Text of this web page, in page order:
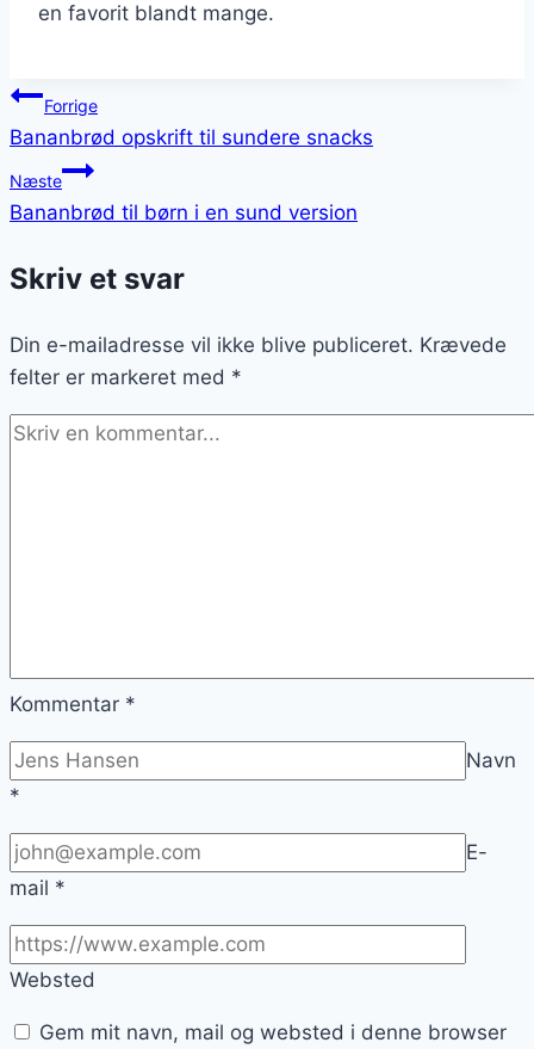
en favorit blandt mange.
Indlægsnavigation
Forrige
Bananbrød opskrift til sundere snacks
Næste
Bananbrød til børn i en sund version
Skriv et svar
Din e-mailadresse vil ikke blive publiceret. Krævede
felter er markeret med *
Kommentar *
Navn
*
E-
mail *
Websted
Gem mit navn, mail og websted i denne browser